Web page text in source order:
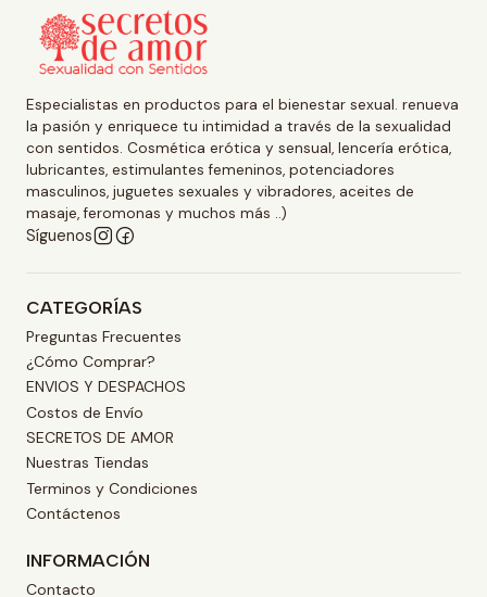
Especialistas en productos para el bienestar sexual. renueva
la pasión y enriquece tu intimidad a través de la sexualidad
con sentidos. Cosmética erótica y sensual, lencería erótica,
lubricantes, estimulantes femeninos, potenciadores
masculinos, juguetes sexuales y vibradores, aceites de
masaje, feromonas y muchos más ..)
Síguenos
CATEGORÍAS
Preguntas Frecuentes
¿Cómo Comprar?
ENVIOS Y DESPACHOS
Costos de Envío
SECRETOS DE AMOR
Nuestras Tiendas
Terminos y Condiciones
Contáctenos
INFORMACIÓN
Contacto